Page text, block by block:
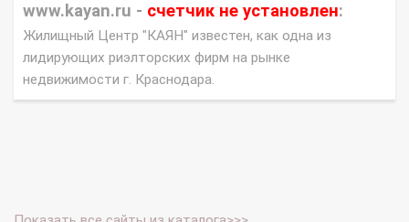
www.kayan.ru - счетчик не установлен:
Жилищный Центр "КАЯН" известен, как одна из
лидирующих риэлторских фирм на рынке
недвижимости г. Краснодара.